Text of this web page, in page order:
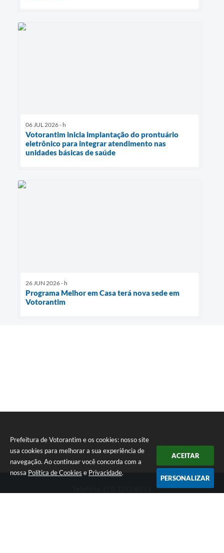
Prefeitura de Votorantim e os cookies: nosso site
usa cookies para melhorar a sua experiência de
navegação. Ao continuar você concorda com a
nossa Política de Cookies e Privacidade.
ACEITAR
PERSONALIZAR
06 JUL 2026 - h
Votorantim inicia implantação do prontuário
eletrônico para integrar atendimento nas
unidades básicas de saúde
26 JUN 2026 - h
Programa Melhor em Casa terá nova sede em
Votorantim